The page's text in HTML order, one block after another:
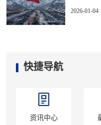
2026-01-04
快捷导航
资讯中心